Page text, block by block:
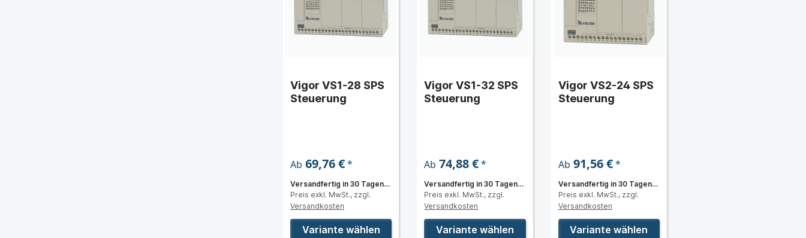
Vigor VS1-28 SPS
Steuerung
Ab 69,76 €*
Versandfertig in 30 Tagen,
Lieferzeit 6 bis 8 Wochen
Preis exkl. MwSt., zzgl.
Versandkosten
Variante wählen
Vigor VS1-32 SPS
Steuerung
Ab 74,88 €*
Versandfertig in 30 Tagen,
Lieferzeit 6 bis 8 Wochen
Preis exkl. MwSt., zzgl.
Versandkosten
Variante wählen
Vigor VS2-24 SPS
Steuerung
Ab 91,56 €*
Versandfertig in 30 Tagen,
Lieferzeit 6 bis 8 Wochen
Preis exkl. MwSt., zzgl.
Versandkosten
Variante wählen